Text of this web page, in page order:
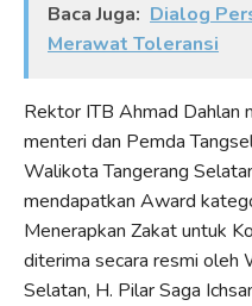
Baca Juga: Dialog
Merawat Toleransi
Rektor ITB Ahmad Dahlan
menteri dan Pemda
Walikota Tangerang
mendapatkan Award
Menerapkan Zakat untuk
diterima secara resmi oleh
Selatan, H. Pilar Saga